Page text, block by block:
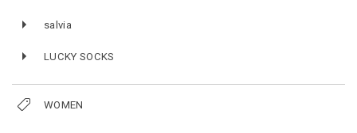
salvia
LUCKY SOCKS
WOMEN